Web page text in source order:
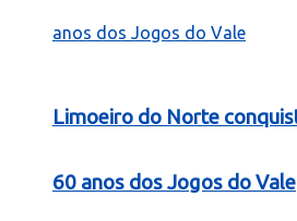
Limoeiro do Norte
60 anos dos Jogos do Vale